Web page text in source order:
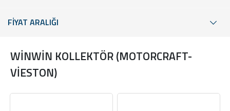
FİYAT ARALIĞI
WİNWİN KOLLEKTÖR (MOTORCRAFT-
VİESTON)